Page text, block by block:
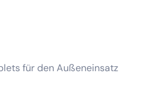
für den Außeneinsatz